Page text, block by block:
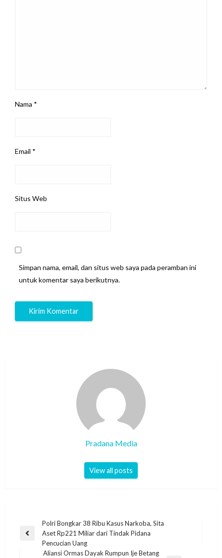
Nama *
Email *
Situs Web
Simpan nama, email, dan situs web saya pada peramban ini
untuk komentar saya berikutnya.
Pradana Media
View all posts
Polri Bongkar 38 Ribu Kasus Narkoba, Sita
Aset Rp221 Miliar dari Tindak Pidana
Pencucian Uang
Aliansi Ormas Dayak Rumpun Ije Betang